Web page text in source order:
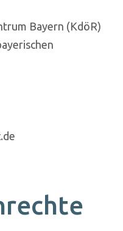
Bayern (KdöR)